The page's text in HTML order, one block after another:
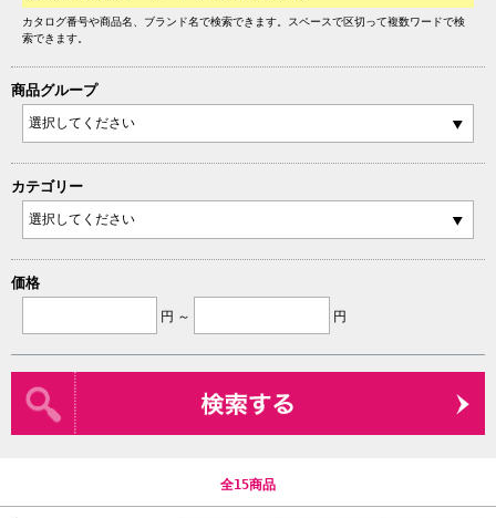
カタログ番号や商品名、ブランド名で検索できます。スペースで区切って複数ワードで検
索できます。
商品グループ
カテゴリー
価格
円 ～ 円
全15商品